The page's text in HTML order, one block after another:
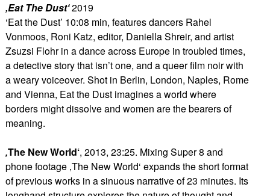
‚Eat The Dust‘2019
‘Eat the Dust’ 10:08 min, features dancers Rahel
Vonmoos, Roni Katz, editor, Daniella Shreir, and artist
Zsuzsi Flohr in a dance across Europe in troubled times,
a detective story that isn’t one, and a queer film noir with
a weary voiceover. Shot in Berlin, London, Naples, Rome
and Vienna, Eat the Dust imagines a world where
borders might dissolve and women are the bearers of
meaning.
‚The New World‘, 2013, 23:25. Mixing Super 8 and
phone footage ‚The New World‘ expands the short format
of previous works in a sinuous narrative of 23 minutes. Its